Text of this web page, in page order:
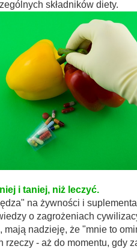
składników diety.
i taniej, niż leczyć.
na żywności i
o zagrożeniach
mają nadzieję, że "mnie to
- aż do momentu, gdy